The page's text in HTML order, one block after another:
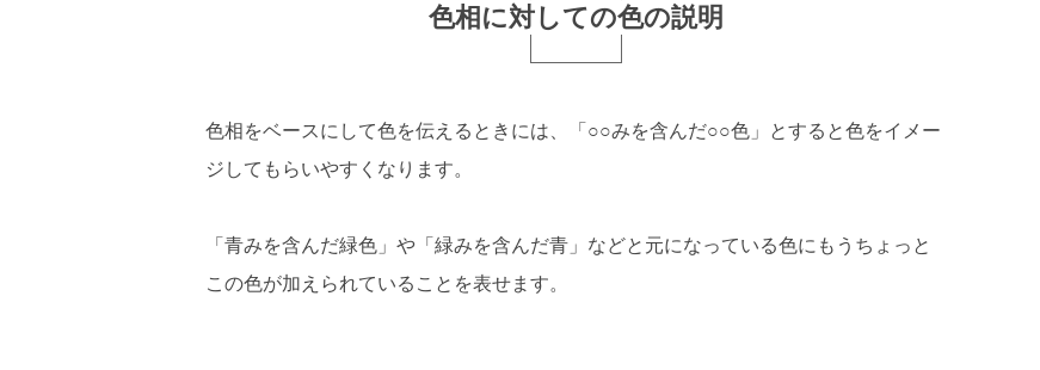
色相に対しての色の説明
色相をベースにして色を伝えるときには、「○○みを含んだ○○色」とすると色をイメー
ジしてもらいやすくなります。
「青みを含んだ緑色」や「緑みを含んだ青」などと元になっている色にもうちょっと
この色が加えられていることを表せます。